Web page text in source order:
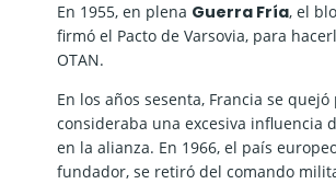
En 1955, en plena Guerra Fría, el
firmó el Pacto de Varsovia, para
OTAN.
En los años sesenta, Francia se
consideraba una excesiva influencia
en la alianza. En 1966, el país
fundador, se retiró del comando